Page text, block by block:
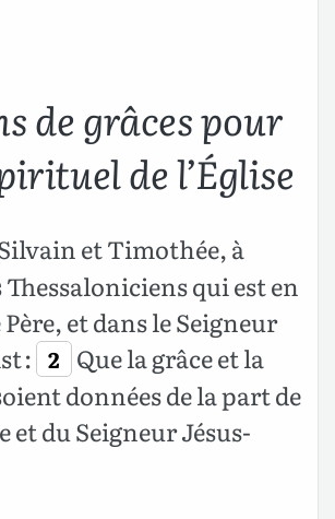
de grâces pour
de l’Église
et Timothée, à
Thessaloniciens qui est en
et dans le Seigneur
: 2 Que la grâce et la
données de la part de
et du Seigneur Jésus-